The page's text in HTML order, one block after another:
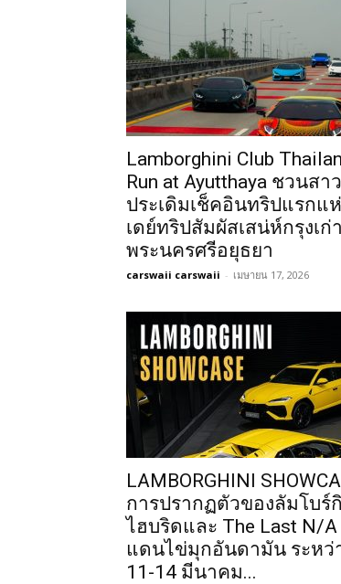
Lamborghini Club
Run at Ayutthaya ชวนสา
ประเดิมเช็คอินทริปแรกแ
เดย์ทริปสัมผัสเสน่ห์กรุงเก่
พระนครศรีอยุธยา
carswaii carswaii - เมษายน 17, 2026
LAMBORGHINI
การปรากฏตัวของลัมโบร์
ไฮบริดและ The Last N/
แดนไข่มุกอันดามัน ระหว่
11-14 มีนาคม...